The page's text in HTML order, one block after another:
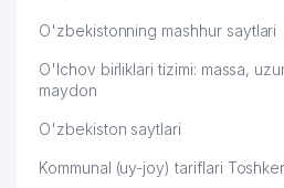
O'zbekistonning mashhur saytlari
O'lchov birliklari tizimi: massa,
maydon
O'zbekiston saytlari
Kommunal (uy-joy) tariflari